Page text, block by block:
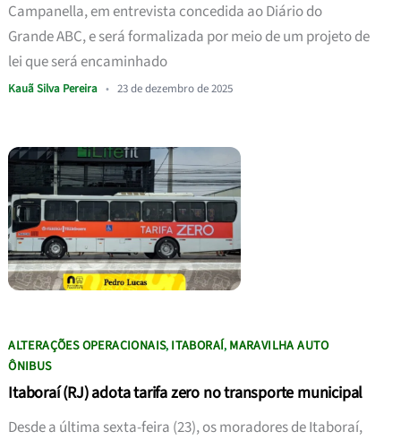
Campanella, em entrevista concedida ao Diário do
Grande ABC, e será formalizada por meio de um projeto de
lei que será encaminhado
Kauã Silva Pereira • 23 de dezembro de 2025
ALTERAÇÕES OPERACIONAIS, ITABORAÍ, MARAVILHA AUTO
ÔNIBUS
Itaboraí (RJ) adota tarifa zero no transporte municipal
Desde a última sexta-feira (23), os moradores de Itaboraí,